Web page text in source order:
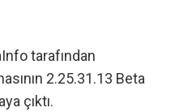
tarafından
2.25.31.13 Beta
çıktı.